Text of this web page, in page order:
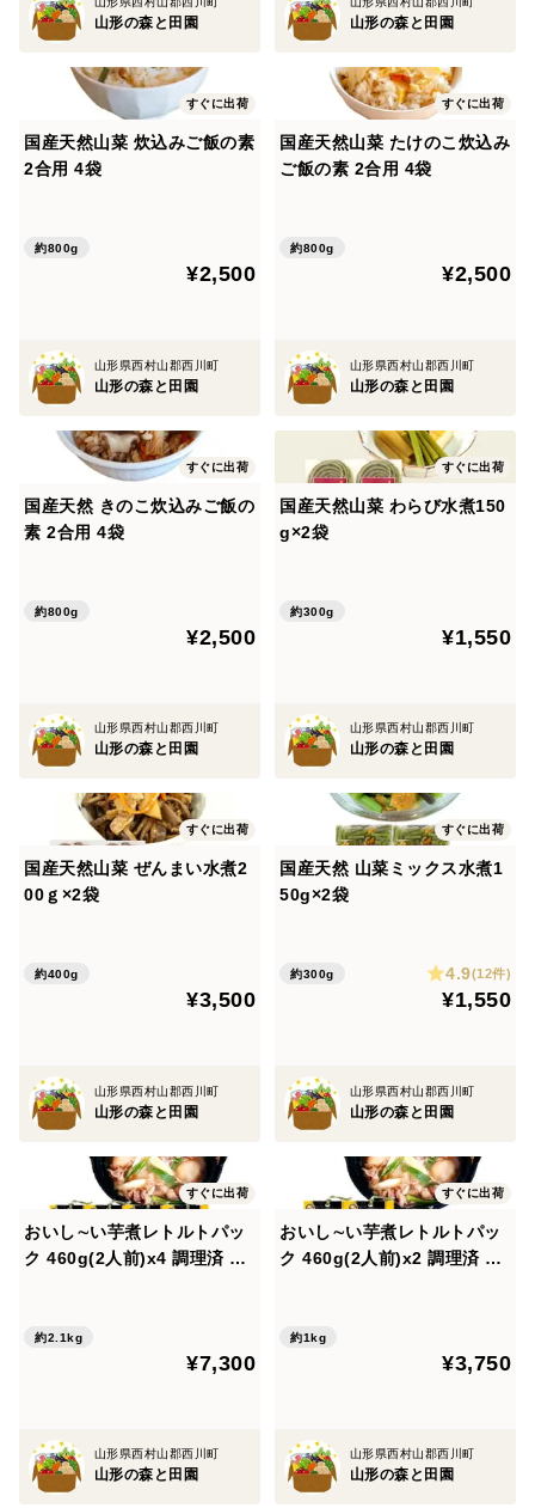
山形の森と田園 山形の森と田園
すぐに出荷
国産天然山菜 炊込みご飯の素
2合用 4袋
約800g
¥2,500
山形県西村山郡西川町
山形の森と田園
すぐに出荷
国産天然山菜 たけのこ炊込み
ご飯の素 2合用 4袋
約800g
¥2,500
山形県西村山郡西川町
山形の森と田園
すぐに出荷
国産天然 きのこ炊込みご飯の
素 2合用 4袋
約800g
¥2,500
山形県西村山郡西川町
山形の森と田園
すぐに出荷
国産天然山菜 わらび水煮150
g×2袋
約300g
¥1,550
山形県西村山郡西川町
山形の森と田園
すぐに出荷
国産天然山菜 ぜんまい水煮2
00ｇ×2袋
約400g
¥3,500
山形県西村山郡西川町
山形の森と田園
すぐに出荷
国産天然 山菜ミックス水煮1
50g×2袋
約300g 4.9(12件)
¥1,550
山形県西村山郡西川町
山形の森と田園
すぐに出荷
おいし∼い芋煮レトルトパッ
ク 460g(2人前)x4 調理済 里
約2.1kg
¥7,300
山形県西村山郡西川町
山形の森と田園
すぐに出荷
おいし∼い芋煮レトルトパッ
ク 460g(2人前)x2 調理済 里
約1kg
¥3,750
山形県西村山郡西川町
山形の森と田園